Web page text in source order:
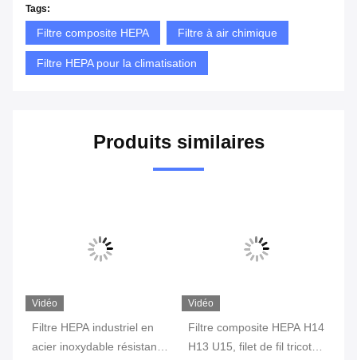
Tags:
Filtre composite HEPA Filtre à air chimique
Filtre HEPA pour la climatisation
Produits similaires
Vidéo
Filtre HEPA industriel en
acier inoxydable résistant
Vidéo
Filtre composite HEPA H14
H13 U15, filet de fil tricoté